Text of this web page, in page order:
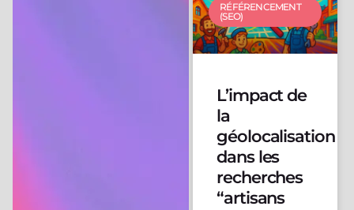
RÉFÉRENCEMENT
(SEO)
L’impact de
la
géolocalisation
dans les
recherches
“artisans